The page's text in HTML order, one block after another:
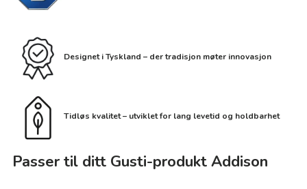
Designet i Tyskland – der tradisjon møter innovasjon
Tidløs kvalitet – utviklet for lang levetid og holdbarhet
Passer til ditt Gusti-produkt Addison